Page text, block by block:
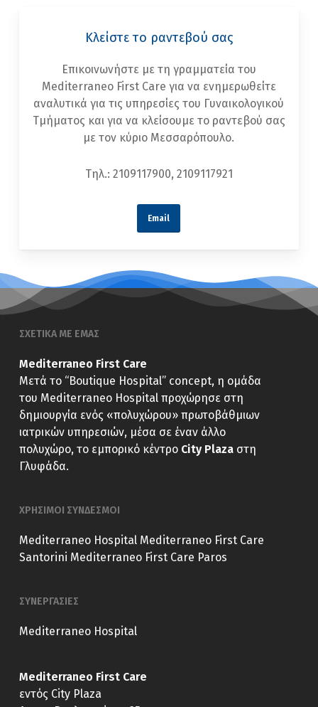
Κλείστε το ραντεβού σας
Επικοινωνήστε με τη γραμματεία του
Mediterraneo First Care για να ενημερωθείτε
αναλυτικά για τις υπηρεσίες του Γυναικολογικού
Τμήματος και για να κλείσουμε το ραντεβού σας
με τον κύριο Μεσσαρόπουλο.
Τηλ.: 2109117900, 2109117921
Email
ΣΧΕΤΙΚΑ ΜΕ ΕΜΑΣ
Mediterraneo First Care
Μετά το “Boutique Hospital” concept, η ομάδα
του Mediterraneo Hospital προχώρησε στη
δημιουργία ενός «πολυχώρου» πρωτοβάθμιων
ιατρικών υπηρεσιών, μέσα σε έναν άλλο
πολυχώρο, το εμπορικό κέντρο City Plazaστη
Γλυφάδα.
ΧΡΗΣΙΜΟΙ ΣΥΝΔΕΣΜΟΙ
Mediterraneo Hospital Mediterraneo First Care
Santorini Mediterraneo First Care Paros
ΣΥΝΕΡΓΑΣΙΕΣ
Mediterraneo Hospital
Mediterraneo First Care
εντός City Plaza